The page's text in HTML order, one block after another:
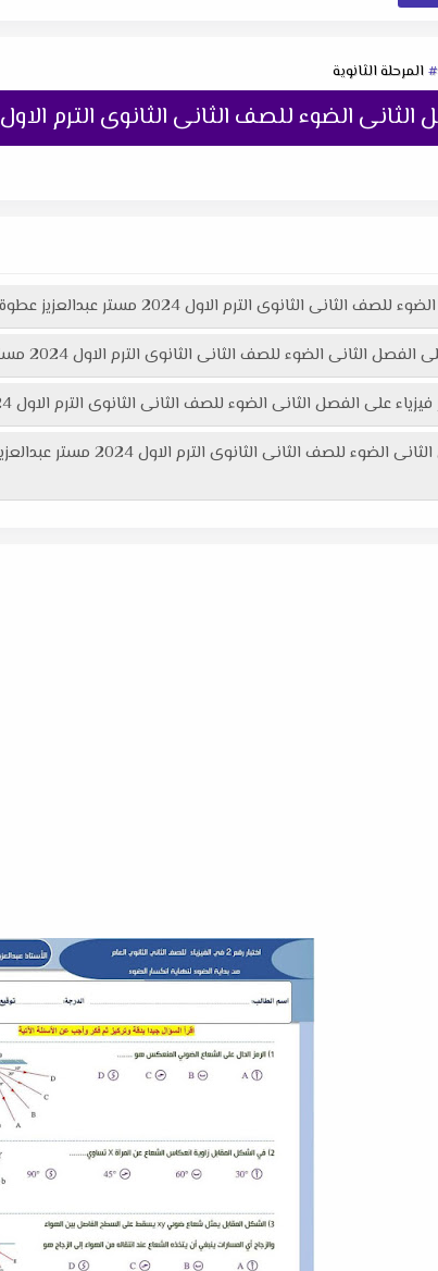
المرحلة الثانوية
للصف الثانى الثانوى الترم الاول 2024 مستر عبدالعزيز عطوة
الثانوى الترم الاول 2024 مستر عبدالعزيز عطوة
الضوء للصف الثانى الثانوى الترم الاول 2024 مستر عبدالعزيز عطوة :
الضوء للصف الثانى الثانوى الترم الاول 2024 مستر عبدالعزيز عطوة هنا عبر موقعنا "تعليمك أونلاين"